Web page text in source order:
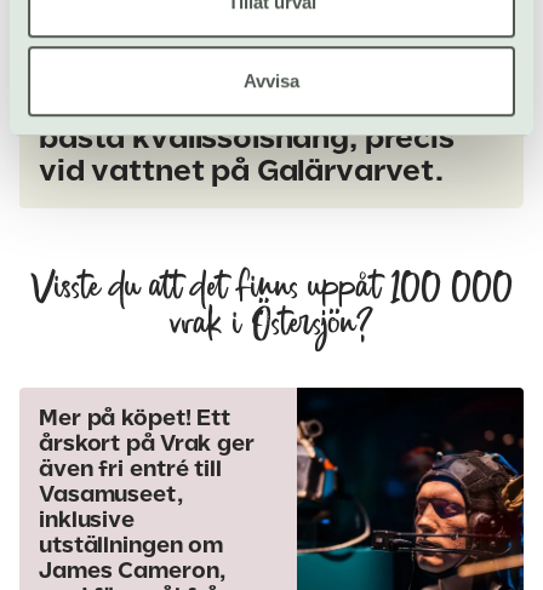
Avvisa
På Mackverket väntar
ekologiska viner, smarriga
bästa kvällssolshäng, precis
vid vattnet på Galärvarvet.
Visste du att det finns uppåt 100 000
vrak i Östersjön?
Mer på köpet! Ett
årskort på Vrak ger
även fri entré till
Vasamuseet,
inklusive
utställningen om
James Cameron,